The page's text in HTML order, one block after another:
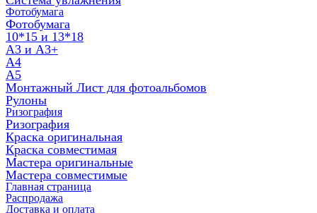
Фотобумага
Фотобумага
10*15 и 13*18
A3 и А3+
А4
А5
Монтажный Лист для фотоальбомов
Рулоны
Ризография
Ризография
Краска оригинальная
Краска совместимая
Мастера оригинальные
Мастера совместимые
Главная страница
Распродажа
Доставка и оплата